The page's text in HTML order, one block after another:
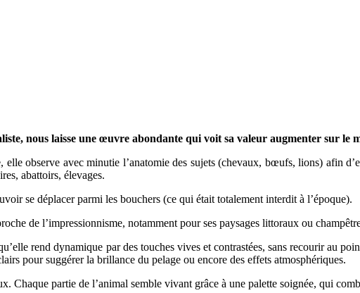
nous laisse une œuvre abondante qui voit sa valeur augmenter sur le
observe avec minutie l’anatomie des sujets (chevaux, bœufs, lions) afin
abattoirs, élevages.
se déplacer parmi les bouchers (ce qui était totalement interdit à l’époque).
de l’impressionnisme, notamment pour ses paysages littoraux ou
rend dynamique par des touches vives et contrastées, sans recourir au
pour suggérer la brillance du pelage ou encore des effets atmosphériques.
Chaque partie de l’animal semble vivant grâce à une palette soignée, qui